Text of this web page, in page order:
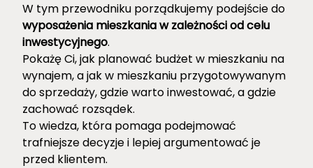
W tym przewodniku porządkujemy podejście do
wyposażenia mieszkania w zależności od celu
inwestycyjnego.
Pokażę Ci, jak planować budżet w mieszkaniu na
wynajem, a jak w mieszkaniu przygotowywanym
do sprzedaży, gdzie warto inwestować, a gdzie
zachować rozsądek.
To wiedza, która pomaga podejmować
trafniejsze decyzje i lepiej argumentować je
przed klientem.